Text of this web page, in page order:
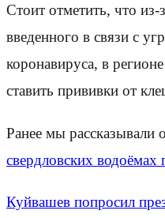
Стоит отметить, что
введенного в связи с
коронавируса, в
ставить прививки от
Ранее мы рассказывали
свердловских водоёмах
Куйвашев попросил